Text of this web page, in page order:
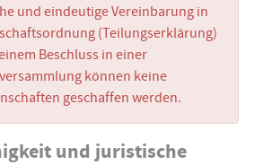
und eindeutige Vereinbarung in
(Teilungserklärung)
Beschluss in einer
können keine
geschaffen werden.
und juristische